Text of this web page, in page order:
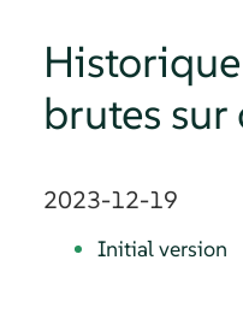
brutes
2023-12-19
Initial version